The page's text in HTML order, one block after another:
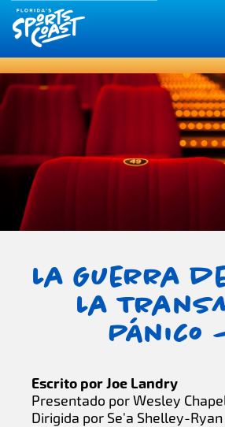
La Guerra
La
Pánico
Escrito por Joe Landry
Presentado por Wesley
Dirigida por Se'a Shelley-Ryan